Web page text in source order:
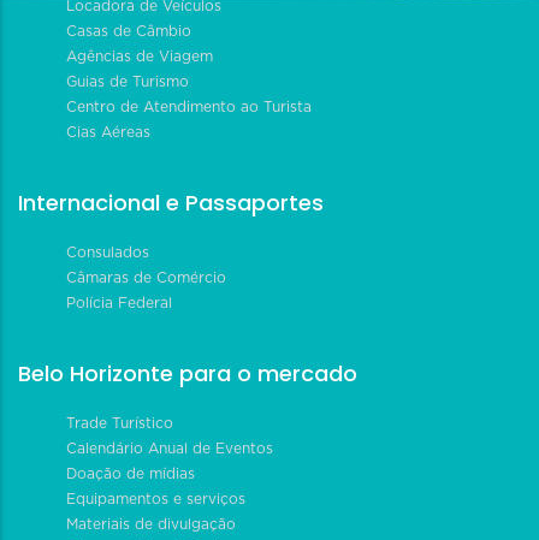
Locadora de Veículos
Casas de Câmbio
Agências de Viagem
Guias de Turismo
Centro de Atendimento ao Turista
Cias Aéreas
Internacional e Passaportes
Consulados
Câmaras de Comércio
Polícia Federal
Belo Horizonte para o mercado
Trade Turístico
Calendário Anual de Eventos
Doação de mídias
Equipamentos e serviços
Materiais de divulgação